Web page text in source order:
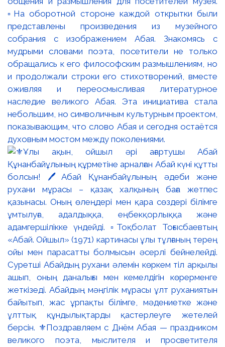
▫️На оборотной стороне каждой открытки были
представлены произведения из музейного
собрания с изображением Абая. Знакомясь с
мудрыми словами поэта, посетители не только
обращались к его философским размышлениям, но
и продолжали строки его стихотворений, вместе
оживляя и переосмысливая литературное
наследие великого Абая. Эта инициатива стала
небольшим, но символичным культурным проектом,
показывающим, что слово Абая и сегодня остаётся
духовным мостом между поколениями.